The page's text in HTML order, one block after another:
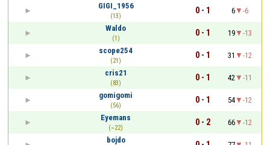
GIGI_1956
(13)
0 - 1 6
-6
Waldo
(1)
0 - 1 19
-13
scope254
(21)
0 - 1 31
-12
cris21
(83)
0 - 1 42
-11
gomigomi
(56)
0 - 1 54
-12
Eyemans
(~22)
0 - 2 66
-12
bojdo